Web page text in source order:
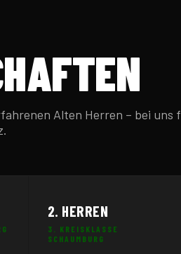
Alten Herren – bei uns
2. HERREN
3. KREISKLASSE
SCHAUMBURG